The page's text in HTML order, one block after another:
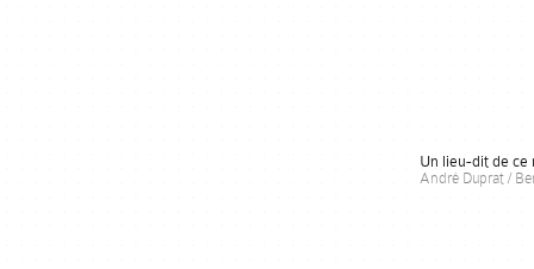
Un lieu-dit de ce
André Duprat /